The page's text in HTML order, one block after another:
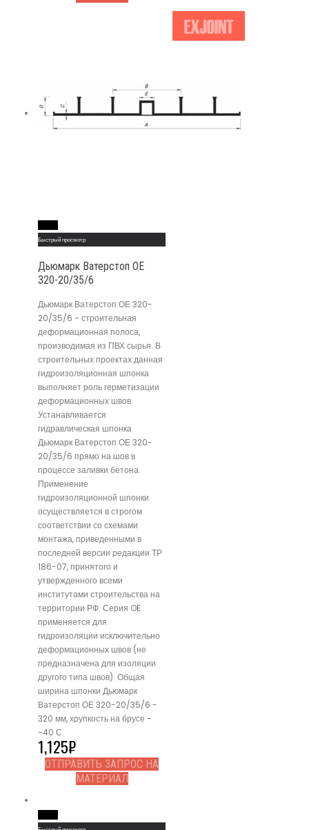
Быстрый просмотр
Дьюмарк Ватерстоп ОЕ
320-20/35/6
Дьюмарк Ватерстоп ОЕ 320-
20/35/6 - строительная
деформационная полоса,
производимая из ПВХ сырья. В
строительных проектах данная
гидроизоляционная шпонка
выполняет роль герметизации
деформационных швов.
Устанавливается
гидравлическая шпонка
Дьюмарк Ватерстоп ОЕ 320-
20/35/6 прямо на шов в
процессе заливки бетона.
Применение
гидроизоляционной шпонки
осуществляется в строгом
соответствии со схемами
монтажа, приведенными в
последней версии редакции ТР
186-07, принятого и
утвержденного всеми
институтами строительства на
территории РФ. Серия OE
применяется для
гидроизоляции исключительно
деформационных швов (не
предназначена для изоляции
другого типа швов). Общая
ширина шпонки Дьюмарк
Ватерстоп ОЕ 320-20/35/6 -
320 мм, хрупкость на брусе -
-40 С.
1,125₽
ОТПРАВИТЬ ЗАПРОС НА
МАТЕРИАЛ